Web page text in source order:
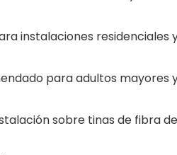
instalaciones residenciales
para adultos mayores
sobre tinas de fibra